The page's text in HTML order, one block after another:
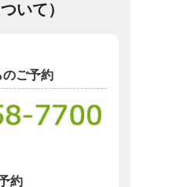
いて）
のご予約
約